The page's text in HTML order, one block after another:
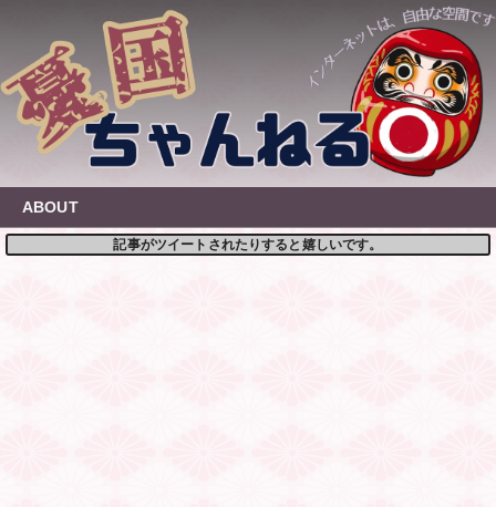
content
ABOUT
記事がツイートされたりすると嬉しいです。